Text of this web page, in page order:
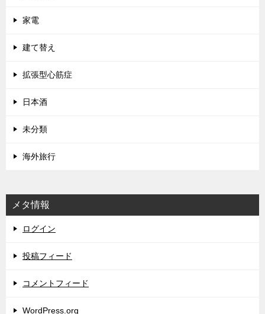
家電
建て替え
拡張型心筋症
日本酒
未分類
海外旅行
メタ情報
ログイン
投稿フィード
コメントフィード
WordPress.org